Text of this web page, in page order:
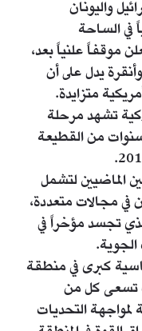
واليونان
في الساحة
موقفاً علنياً بعد،
يدل على أن
متزايدة.
تشهد مرحلة
من القطيعة
الماضيين لتشمل
في مجالات متعددة،
تجسد مؤخراً في
الجوية.
كبرى في منطقة
تسعى كل من
لمواجهة التحديات